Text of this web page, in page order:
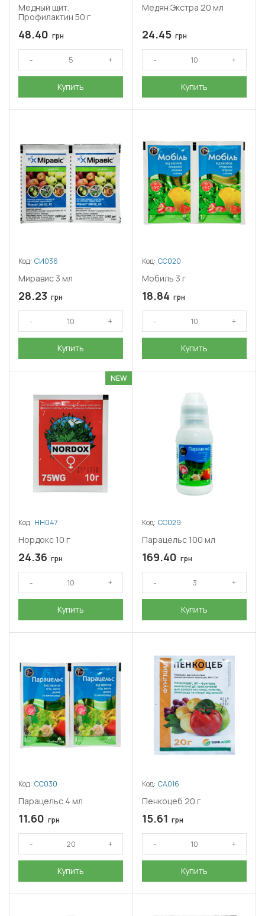
Медный щит.
Профилактин 50 г
48.40 грн
Купить
Медян Экстра 20 мл
24.45 грн
Купить
Код: СИ036
Миравис 3 мл
28.23 грн
Купить
Код: СС020
Мобиль 3 г
18.84 грн
Купить
NEW
Код: НН047
Нордокс 10 г
24.36 грн
Купить
Код: СС029
Парацельс 100 мл
169.40 грн
Купить
Код: СС030
Парацельс 4 мл
11.60 грн
Купить
Код: СА016
Пенкоцеб 20 г
15.61 грн
Купить